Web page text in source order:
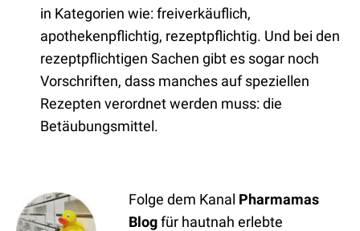
in Kategorien wie: freiverkäuflich,
apothekenpflichtig, rezeptpflichtig. Und bei den
rezeptpflichtigen Sachen gibt es sogar noch
Vorschriften, dass manches auf speziellen
Rezepten verordnet werden muss: die
Betäubungsmittel.
Folge dem Kanal Pharmamas
Blogfür hautnah erlebte